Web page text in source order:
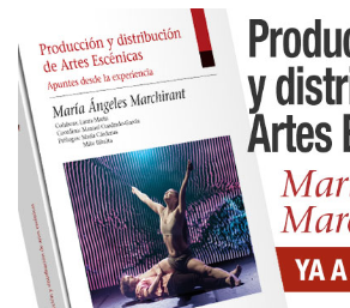
siento uno de los vuestros,
eso sí y os recomiendo un
autoafirmación: lo importante,
administrativo, subvencionable,
artístico, su relación con los
Algún día el premio llegará sin
nadie con criterios poco artísticos
artístico. Llegará un día en el que
habrá gente que ame el teatro y